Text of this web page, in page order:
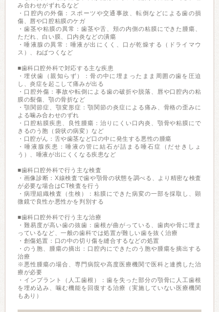
み合わせがずれるなど
・口腔内の外傷：スポーツや交通事故、転倒などによる歯の損
傷、唇や口腔粘膜のケガ
・歯茎や粘膜の異常：歯茎や舌、頬の内側の粘膜にできた腫瘍、
ただれ、白い膜、口内炎などの潰瘍
・唾液腺の異常：唾液が出にくく、口が乾燥する（ドライマウ
ス）、ねばつくなど
■歯科口腔外科で対応する主な疾患
・埋伏歯（親知らず）：骨の中に埋まったまま周囲の歯を圧迫
し、炎症を起こして痛みが出る
・口腔外傷：事故や転倒による歯の破折や脱落、唇や口腔内の粘
膜の裂傷、顎の骨折など
・顎関節症、顎変形症：顎関節の炎症による痛み、骨格の歪みに
よる噛み合わせのずれ
・口腔粘膜疾患、良性腫瘍：治りにくい口内炎、顎骨や粘膜にで
きるのう胞（袋状の病変）など
・口腔がん：舌や歯茎など口の中に発生する悪性の腫瘍
・唾液腺疾患：唾液の管に結石が詰まる唾石症（だせきしょ
う）、唾液が出にくくなる疾患など
■歯科口腔外科で行う主な検査
・画像診断：X線検査で歯や顎骨の状態を調べる、より精密な検査
が必要な場合はCT検査を行う
・病理組織検査（生検）：粘膜にできた病変の一部を採取し、顕
微鏡で良性か悪性かを判別する
■歯科口腔外科で行う主な治療
・難易度が高い歯の抜歯：歯根が曲がっている、歯肉や骨に埋ま
っているなど、一般の歯科では処置が難しい歯を抜く治療
・創傷処置：口の中の切り傷を縫合するなどの処置
・のう胞、腫瘍の摘出：口腔内にできたのう胞や腫瘍を摘出する
治療
※悪性腫瘍の場合、専門病院や高度医療機関で医科と連携した治
療が必要
・インプラント（人工歯根）：歯を失った部分の顎骨に人工歯根
を埋め込み、噛む機能を回復する治療（実施していない医療機関
もあり）